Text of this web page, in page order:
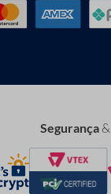
Segurança&